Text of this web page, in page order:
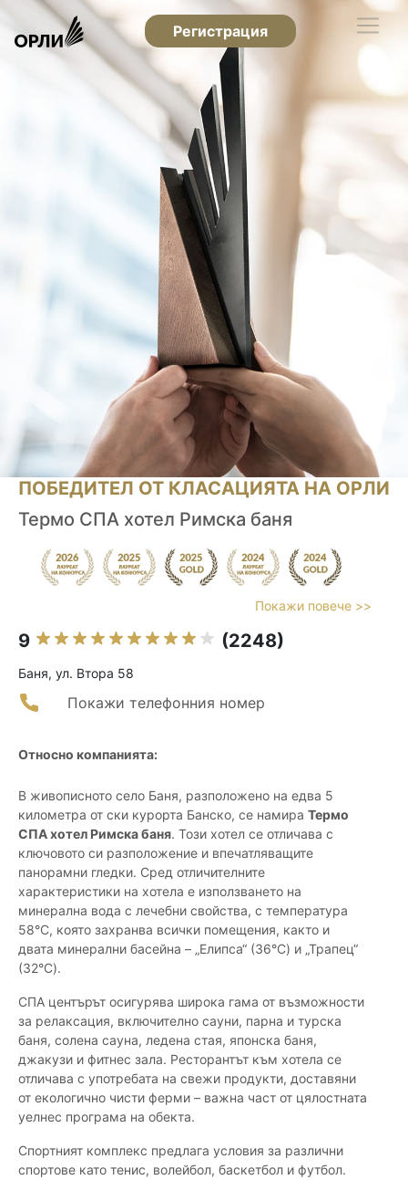
Регистрация
ПОБЕДИТЕЛ ОТ КЛАСАЦИЯТА НА ОРЛИ
Термо СПА хотел Римска баня
Покажи повече >>
9 (2248)
Баня, ул. Втора 58
Покажи телефонния номер
Относно компанията:
В живописното село Баня, разположено на едва 5
километра от ски курорта Банско, се намира Термо
СПА хотел Римска баня. Този хотел се отличава с
ключовото си разположение и впечатляващите
панорамни гледки. Сред отличителните
характеристики на хотела е използването на
минерална вода с лечебни свойства, с температура
58°C, която захранва всички помещения, както и
двата минерални басейна – „Елипса“ (36°C) и „Трапец“
(32°C).
СПА центърът осигурява широка гама от възможности
за релаксация, включително сауни, парна и турска
баня, солена сауна, ледена стая, японска баня,
джакузи и фитнес зала. Ресторантът към хотела се
отличава с употребата на свежи продукти, доставяни
от екологично чисти ферми – важна част от цялостната
уелнес програма на обекта.
Спортният комплекс предлага условия за различни
спортове като тенис, волейбол, баскетбол и футбол.